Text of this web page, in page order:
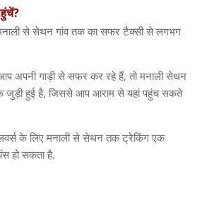
?
से सेथन गांव तक का सफर टैक्सी से लगभग
अपनी गाड़ी से सफर कर रहे हैं, तो मनाली सेथन
जुड़ी हुई है, जिससे आप आराम से यहां पहुंच सकते
के लिए मनाली से सेथन तक ट्रेकिंग एक
हो सकता है.